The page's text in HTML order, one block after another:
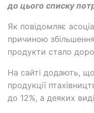
до цього списку
Як повідомляє
причиною
продукти стало
На сайті додають, що
продукції
до 12%, а деяких